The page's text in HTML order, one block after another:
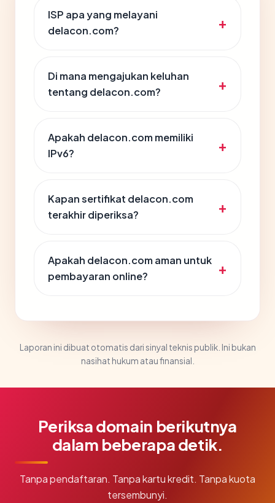
ISP apa yang melayani
delacon.com?
Di mana mengajukan keluhan
tentang delacon.com?
Apakah delacon.com memiliki
IPv6?
Kapan sertifikat delacon.com
terakhir diperiksa?
Apakah delacon.com aman untuk
pembayaran online?
Laporan ini dibuat otomatis dari sinyal teknis publik. Ini bukan
nasihat hukum atau finansial.
Periksa domain berikutnya
dalam beberapa detik.
Tanpa pendaftaran. Tanpa kartu kredit. Tanpa kuota
tersembunyi.